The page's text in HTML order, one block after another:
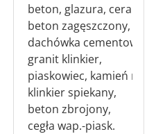
beton, glazura, ceramika,
beton zagęszczony,
dachówka cementowa,
granit klinkier,
piaskowiec, kamień
klinkier spiekany,
beton zbrojony,
cegła wap.-piask.